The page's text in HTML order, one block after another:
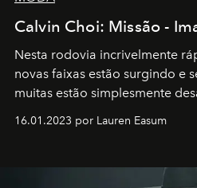
Calvin Choi: Missão -
Nesta rodovia incrivelmente
novas faixas estão surgindo e
muitas estão simplesmente
transportador AMTD abrindo
por propósitos, com um claro
16.01.2023 por Lauren Easum